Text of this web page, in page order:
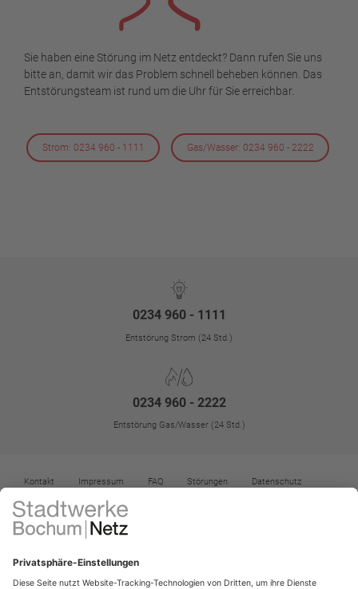
Sie haben eine Störung im Netz entdeckt? Dann rufen Sie uns
bitte an, damit wir das Problem schnell beheben können. Das
Entstörungsteam ist rund um die Uhr für Sie erreichbar.
Strom: 0234 960 - 1111 Gas/Wasser: 0234 960 - 2222
0234 960 - 1111
Entstörung Strom (24 Std.)
0234 960 - 2222
Entstörung Gas/Wasser (24 Std.)
Kontakt Impressum FAQ Störungen
Datenschutz
Datenschutz-Einstellungen
Vertrag widerrufen